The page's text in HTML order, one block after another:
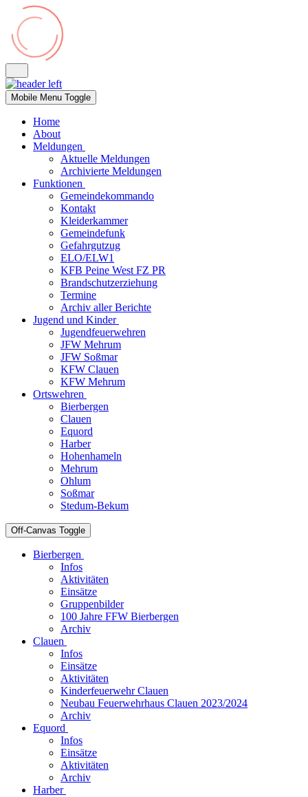
Mobile Menu Toggle
Home
About
Meldungen
Aktuelle Meldungen
Archivierte Meldungen
Funktionen
Gemeindekommando
Kontakt
Kleiderkammer
Gemeindefunk
Gefahrgutzug
ELO/ELW1
KFB Peine West FZ PR
Brandschutzerziehung
Termine
Archiv aller Berichte
Jugend und Kinder
Jugendfeuerwehren
JFW Mehrum
JFW Soßmar
KFW Clauen
KFW Mehrum
Ortswehren
Bierbergen
Clauen
Equord
Harber
Hohenhameln
Mehrum
Ohlum
Soßmar
Stedum-Bekum
Off-Canvas Toggle
Bierbergen
Infos
Aktivitäten
Einsätze
Gruppenbilder
100 Jahre FFW Bierbergen
Archiv
Clauen
Infos
Einsätze
Aktivitäten
Kinderfeuerwehr Clauen
Neubau Feuerwehrhaus Clauen 2023/2024
Archiv
Equord
Infos
Einsätze
Aktivitäten
Archiv
Harber